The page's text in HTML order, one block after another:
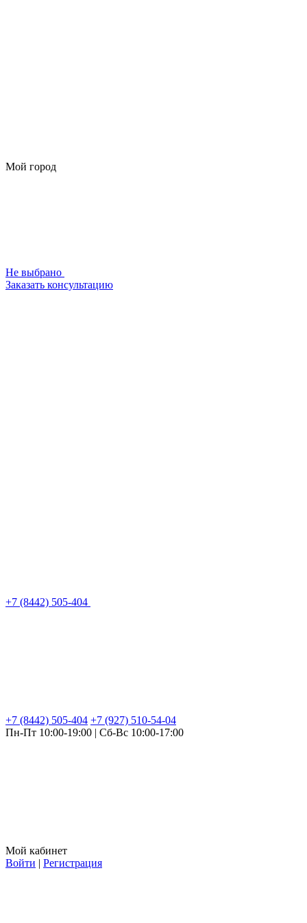
Мой город
Не выбрано
Заказать консультацию
+7 (8442) 505-404
+7 (8442) 505-404 +7 (927) 510-54-04
Пн-Пт 10:00-19:00 | Сб-Вс 10:00-17:00
Мой кабинет
Войти | Регистрация